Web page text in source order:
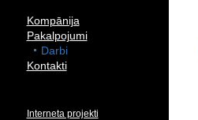
Kompānija
Pakalpojumi
Darbi
Kontakti
Interneta projekti